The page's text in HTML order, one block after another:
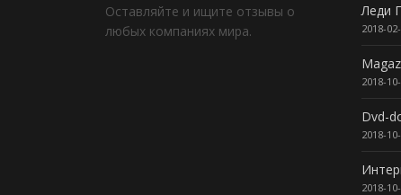
Оставляйте и ищите отзывы о
любых компаниях мира.
Леди
2018-
2018-
Dvd-
2018-
2018-